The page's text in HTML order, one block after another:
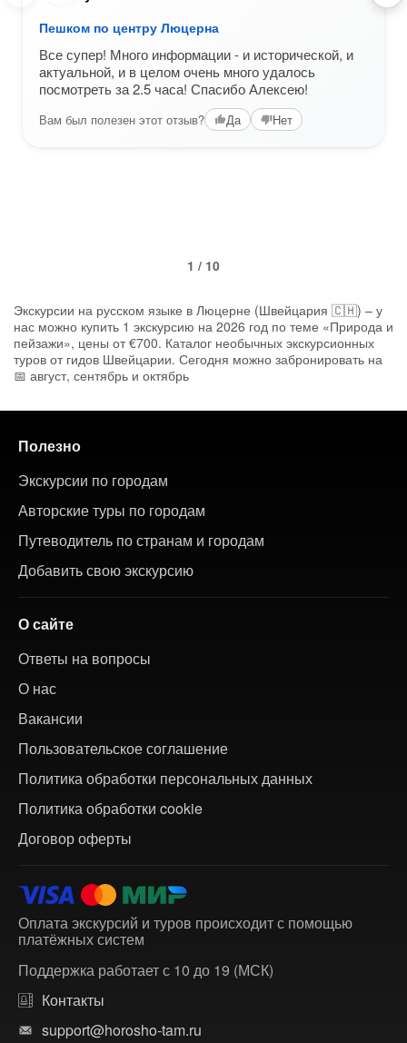
Пешком по центру Люцерна
Все супер! Много информации - и исторической, и
актуальной, и в целом очень много удалось
посмотреть за 2.5 часа! Спасибо Алексею!
Вам был полезен этот отзыв? Да Нет
1 / 10
Экскурсии на русском языке в Люцерне (Швейцария 🇨🇭) – у
нас можно купить 1 экскурсию на 2026 год по теме «Природа и
пейзажи», цены от €700. Каталог необычных экскурсионных
туров от гидов Швейцарии. Сегодня можно забронировать на
📅 август, сентябрь и октябрь
Полезно
Экскурсии по городам
Авторские туры по городам
Путеводитель по странам и городам
Добавить свою экскурсию
О сайте
Ответы на вопросы
О нас
Вакансии
Пользовательское соглашение
Политика обработки персональных данных
Политика обработки cookie
Договор оферты
Оплата экскурсий и туров происходит с помощью
платёжных систем
Поддержка работает с 10 до 19 (МСК)
Контакты
support@horosho-tam.ru